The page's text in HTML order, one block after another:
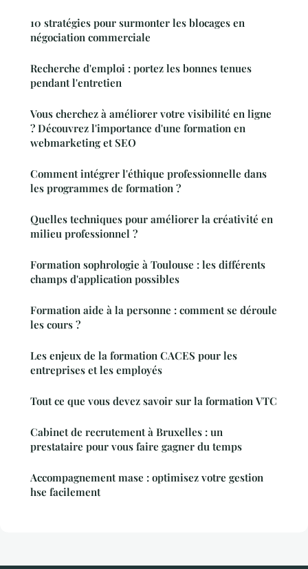
10 stratégies pour surmonter les blocages en
négociation commerciale
Recherche d'emploi : portez les bonnes tenues
pendant l'entretien
Vous cherchez à améliorer votre visibilité en ligne
? Découvrez l'importance d'une formation en
webmarketing et SEO
Comment intégrer l'éthique professionnelle dans
les programmes de formation ?
Quelles techniques pour améliorer la créativité en
milieu professionnel ?
Formation sophrologie à Toulouse : les différents
champs d'application possibles
Formation aide à la personne : comment se déroule
les cours ?
Les enjeux de la formation CACES pour les
entreprises et les employés
Tout ce que vous devez savoir sur la formation VTC
Cabinet de recrutement à Bruxelles : un
prestataire pour vous faire gagner du temps
Accompagnement mase : optimisez votre gestion
hse facilement